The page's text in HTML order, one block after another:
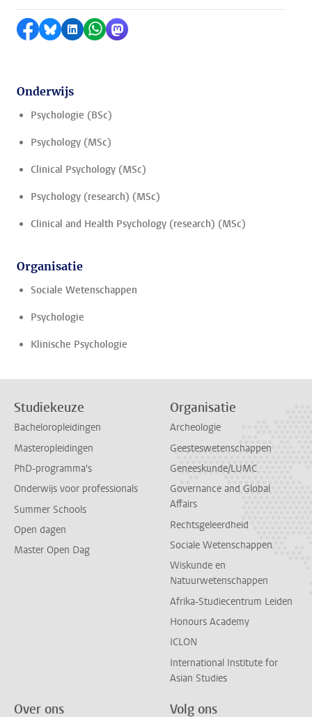
Delen op Facebook
Delen via Bluesky
Delen op LinkedIn
Delen via WhatsApp
Delen via Mastodon
Onderwijs
Psychologie (BSc)
Psychology (MSc)
Clinical Psychology (MSc)
Psychology (research) (MSc)
Clinical and Health Psychology (research) (MSc)
Organisatie
Sociale Wetenschappen
Psychologie
Klinische Psychologie
Studiekeuze
Bacheloropleidingen
Masteropleidingen
PhD-programma's
Onderwijs voor professionals
Summer Schools
Open dagen
Master Open Dag
Organisatie
Archeologie
Geesteswetenschappen
Geneeskunde/LUMC
Governance and Global
Affairs
Rechtsgeleerdheid
Sociale Wetenschappen
Wiskunde en
Natuurwetenschappen
Afrika-Studiecentrum Leiden
Honours Academy
ICLON
International Institute for
Asian Studies
Over ons Volg ons